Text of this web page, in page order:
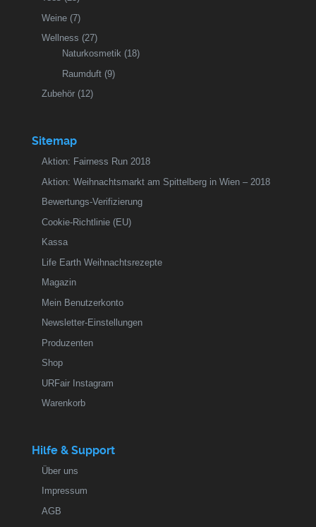
Weine (7)
Wellness (27)
Naturkosmetik (18)
Raumduft (9)
Zubehör (12)
Sitemap
Aktion: Fairness Run 2018
Aktion: Weihnachtsmarkt am Spittelberg in Wien – 2018
Bewertungs-Verifizierung
Cookie-Richtlinie (EU)
Kassa
Life Earth Weihnachtsrezepte
Magazin
Mein Benutzerkonto
Newsletter-Einstellungen
Produzenten
Shop
URFair Instagram
Warenkorb
Hilfe & Support
Über uns
Impressum
AGB